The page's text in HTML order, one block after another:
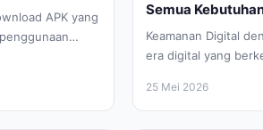
APK yang
Semua
Keamanan Digital
era digital yang
25 Mei 2026